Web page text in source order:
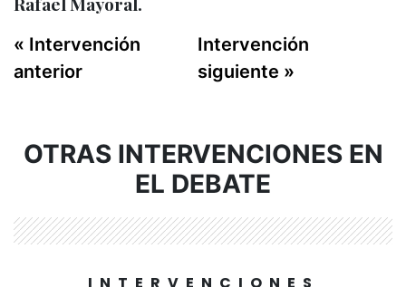
« Intervención
anterior
Intervención
siguiente »
OTRAS INTERVENCIONES EN
EL DEBATE